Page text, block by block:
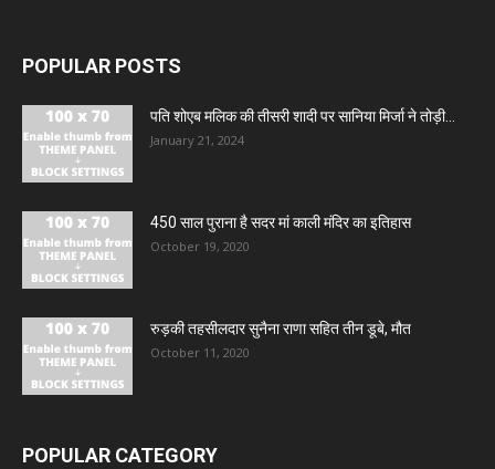
POPULAR POSTS
पति शोएब मलिक की तीसरी शादी पर सानिया मिर्जा ने तोड़ी...
January 21, 2024
450 साल पुराना है सदर मां काली मंदिर का इतिहास
October 19, 2020
रुड़की तहसीलदार सुनैना राणा सहित तीन डूबे, मौत
October 11, 2020
POPULAR CATEGORY